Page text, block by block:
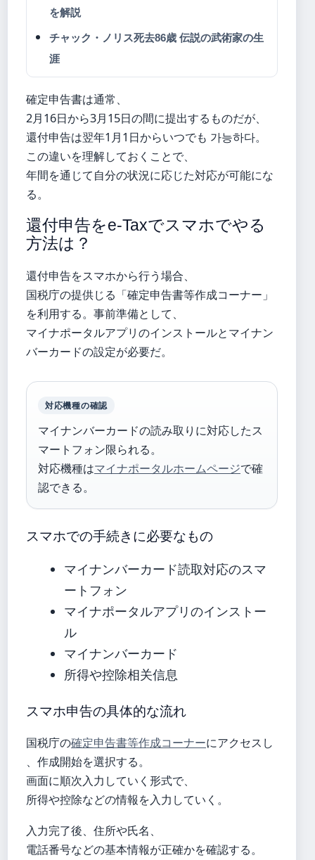
を解説
チャック・ノリス死去86歳 伝説の武術家の生
涯
確定申告書は通常、
2月16日から3月15日の間に提出するものだが、
還付申告は翌年1月1日からいつでも 가능하다。
この違いを理解しておくことで、
年間を通じて自分の状況に応じた対応が可能にな
る。
還付申告をe-Taxでスマホでやる
方法は？
還付申告をスマホから行う場合、
国税庁の提供じる「確定申告書等作成コーナー」
を利用する。事前準備として、
マイナポータルアプリのインストールとマイナン
バーカードの設定が必要だ。
対応機種の確認
マイナンバーカードの読み取りに対応したス
マートフォン限られる。
対応機種はマイナポータルホームページで確
認できる。
スマホでの手続きに必要なもの
マイナンバーカード読取対応のスマ
ートフォン
マイナポータルアプリのインストー
ル
マイナンバーカード
所得や控除相关信息
スマホ申告の具体的な流れ
国税庁の確定申告書等作成コーナーにアクセスし
、作成開始を選択する。
画面に順次入力していく形式で、
所得や控除などの情報を入力していく。
入力完了後、住所や氏名、
電話番号などの基本情報が正確かを確認する。